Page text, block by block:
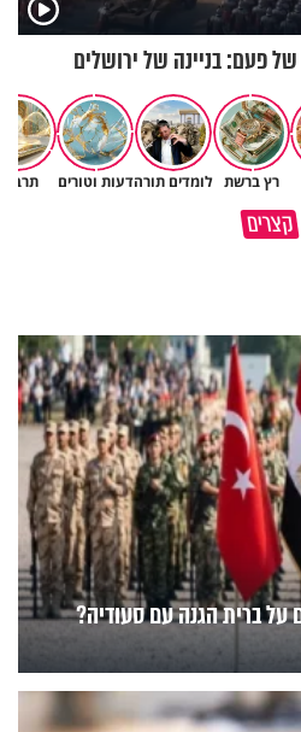
פעם: בניינה של ירושלים
רץ ברשת לומדים תורהדעות וטורים
קצרים
סגולה בבוקר להסרת חששות
על ברית הגנה עם סעודיה?